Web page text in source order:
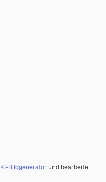
KI-Bildgenerator und bearbeite